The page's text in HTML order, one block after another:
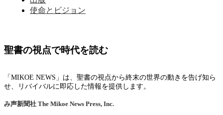
使命とビジョン
聖書の視点で時代を読む
「MIKOE NEWS」は、聖書の視点から終末の世界の動きを告げ知ら
せ、リバイバルに即応した情報を提供します。
み声新聞社 The Mikoe News Press, Inc.